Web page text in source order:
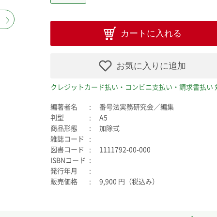
カートに入れる
お気に入りに追加
クレジットカード払い・コンビニ支払い・請求書払い
編著者名
番号法実務研究会／編集
判型
A5
商品形態
加除式
雑誌コード
図書コード
1111792-00-000
ISBNコード
発行年月
販売価格
9,900 円（税込み）